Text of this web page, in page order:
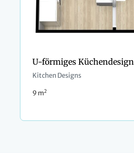
U-förmiges Küchendesign
Kitchen Designs
9 m2